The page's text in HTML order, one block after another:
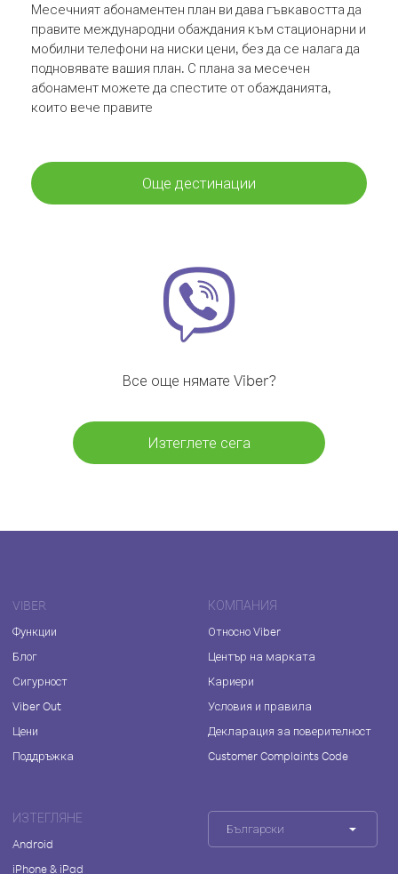
Месечният абонаментен план ви дава гъвкавостта да
правите международни обаждания към стационарни и
мобилни телефони на ниски цени, без да се налага да
подновявате вашия план. С плана за месечен
абонамент можете да спестите от обажданията,
които вече правите
Още дестинации
Все още нямате Viber?
Изтеглете сега
VIBER
Функции
Блог
Сигурност
Viber Out
Цени
Поддръжка
КОМПАНИЯ
Относно Viber
Център на марката
Кариери
Условия и правила
Декларация за поверителност
Customer Complaints Code
ИЗТЕГЛЯНЕ
Android
iPhone & iPad
Български